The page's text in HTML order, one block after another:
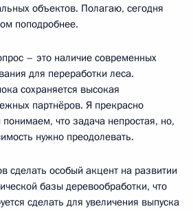
объектов. Полагаю, сегодня
поподробнее.
– это наличие современных
для переработки леса.
сохраняется высокая
партнёров. Я прекрасно
что задача непростая, но,
нужно преодолевать.
сделать особый акцент на развитии
базы деревообработки, что
сделать для увеличения выпуска